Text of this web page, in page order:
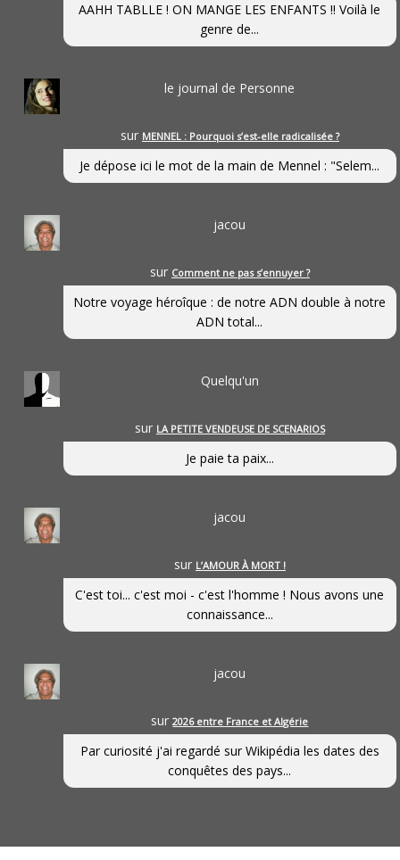
AAHH TABLLE ! ON MANGE LES ENFANTS !! Voilà le
genre de...
le journal de Personne
sur MENNEL : Pourquoi s’est-elle radicalisée ?
Je dépose ici le mot de la main de Mennel : "Selem...
jacou
sur Comment ne pas s’ennuyer ?
Notre voyage héroîque : de notre ADN double à notre
ADN total...
Quelqu'un
sur LA PETITE VENDEUSE DE SCENARIOS
Je paie ta paix...
jacou
sur L’AMOUR À MORT !
C'est toi... c'est moi - c'est l'homme ! Nous avons une
connaissance...
jacou
sur2026 entre France et Algérie
Par curiosité j'ai regardé sur Wikipédia les dates des
conquêtes des pays...